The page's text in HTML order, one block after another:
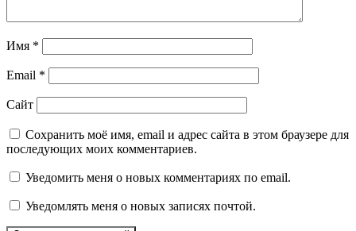
Имя *
Email *
Сайт
Сохранить моё имя, email и адрес сайта в этом браузере для
последующих моих комментариев.
Уведомить меня о новых комментариях по email.
Уведомлять меня о новых записях почтой.